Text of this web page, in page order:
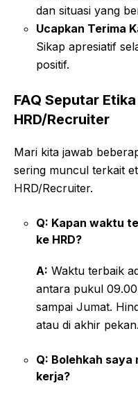
dan situasi yang
Ucapkan Terima
Sikap apresiatif
positif.
FAQ Seputar
HRD/Recruiter
Mari kita jawab
sering muncul terkait
HRD/Recruiter.
Q: Kapan waktu
ke HRD?
A: Waktu terbaik
antara pukul
sampai Jumat.
atau di akhir pekan.
Q: Bolehkah saya
kerja?